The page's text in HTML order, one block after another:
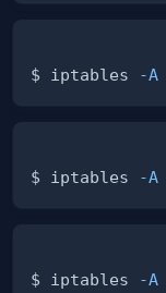
$ iptables -A
$ iptables -A
$ iptables -A